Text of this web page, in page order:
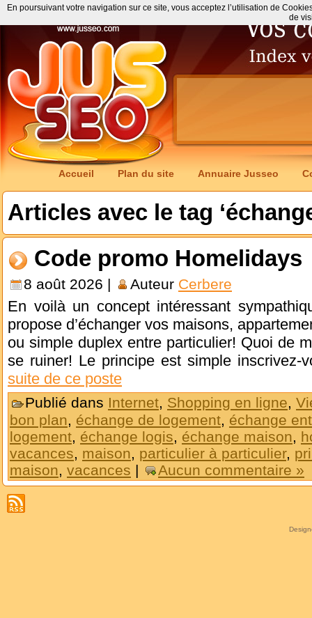
Accueil Plan du site Annuaire Jusseo
Articles avec le tag
Code promo Homelidays
8 août 2026 | Auteur Cerbere
En voilà un concept intéressant
propose d’échanger vos maisons,
ou simple duplex entre particulier! Quoi de
se ruiner! Le principe est simple
suite de ce poste
Publié dans Internet, Shopping en ligne,
bon plan, échange de logement, échange
logement, échange logis, échange maison,
vacances, maison, particulier à particulier,
maison, vacances | Aucun commentaire »
En poursuivant votre navigation sur ce site, vous acceptez l’utilisation de
de